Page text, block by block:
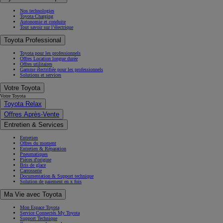
Nos technologies
Toyota Charging
Autonomie et conduite
Tout savoir sur l’électrique
Toyota Professional
Toyota pour les professionnels
Offres Location longue durée
Offres utilitaires
Gamme électrifiée pour les professionnels
Solutions et services
Votre Toyota
Votre Toyota
Toyota Relax
Offres Après-Vente
Entretien & Services
Entretien
Offres du moment
Entretien & Réparation
Pneumatiques
Pièces d'origine
Bris de glace
Carrosserie
Documentation & Support technique
Solution de paiement en x fois
Ma Vie avec Toyota
Mon Espace Toyota
Service Connectés My Toyota
Support Technique